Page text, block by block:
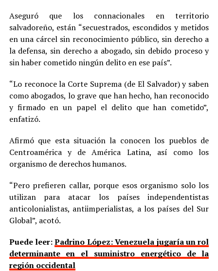
Aseguró que los connacionales en territorio
salvadoreño, están “secuestrados, escondidos y metidos
en una cárcel sin reconocimiento público, sin derecho a
la defensa, sin derecho a abogado, sin debido proceso y
sin haber cometido ningún delito en ese país”.
“Lo reconoce la Corte Suprema (de El Salvador) y saben
como abogados, lo grave que han hecho, han reconocido
y firmado en un papel el delito que han cometido”,
enfatizó.
Afirmó que esta situación la conocen los pueblos de
Centroamérica y de América Latina, así como los
organismo de derechos humanos.
“Pero prefieren callar, porque esos organismo solo los
utilizan para atacar los países independentistas
anticolonialistas, antiimperialistas, a los países del Sur
Global”, acotó.
Puede leer:Padrino López: Venezuela jugaría un rol
determinante en el suministro energético de la
región occidental